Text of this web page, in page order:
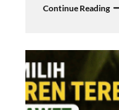
Continue Reading